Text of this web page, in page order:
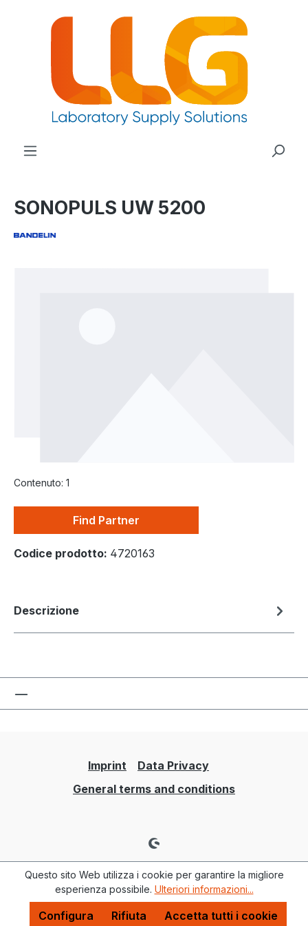
principale
SONOPULS UW 5200
Contenuto: 1
Find Partner
Codice prodotto: 4720163
Descrizione
Imprint
Data Privacy
General terms and conditions
Questo sito Web utilizza i cookie per garantire la migliore
esperienza possibile. Ulteriori informazioni...
Rifiuta
Configura Accetta tutti i cookie